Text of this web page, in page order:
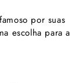
por suas
escolha para a